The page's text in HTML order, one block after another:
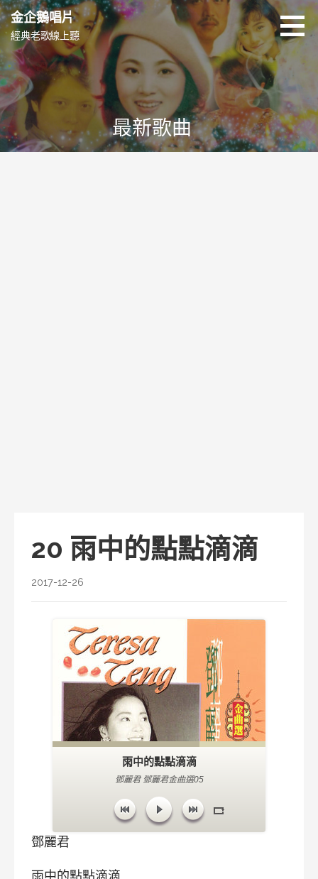
跳
至
主
要
內
容
金企鵝唱片
經典老歌線上聽
最新歌曲
20 雨中的點點滴滴
2017-12-26
雨中的點點滴滴
鄧麗君 鄧麗君金曲選05
鄧麗君
雨中的點點滴滴